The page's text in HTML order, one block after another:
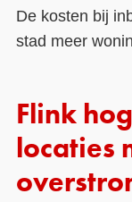
De kosten bij
stad meer
Flink
locaties